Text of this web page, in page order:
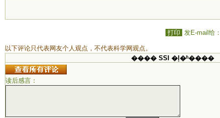
打印 发E-mail给
以下评论只代表网友个人观点，不代表科学网观点。
���� SSI �ļ�ʱ����
读后感言：